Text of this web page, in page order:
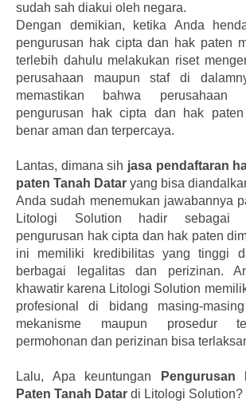
sudah sah diakui oleh negara.
Dengan demikian, ketika Anda
pengurusan hak cipta dan hak paten
terlebih dahulu melakukan riset
perusahaan maupun staf di
memastikan bahwa perusahaan
pengurusan hak cipta dan hak
benar aman dan terpercaya.
Lantas, dimana sih jasa pendaftaran
paten Tanah Datar yang bisa
Anda sudah menemukan jawabannya
Litologi Solution hadir sebagai
pengurusan hak cipta dan hak paten
ini memiliki kredibilitas yang tinggi
berbagai legalitas dan perizinan.
khawatir karena Litologi Solution
profesional di bidang masing-
mekanisme maupun prosedur
permohonan dan perizinan bisa
Lalu, Apa keuntungan Pengurusan
Paten Tanah Datar di Litologi Solution?